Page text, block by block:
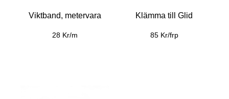
Viktband, metervara
28 Kr/m
Klämma till Glid
85 Kr/frp